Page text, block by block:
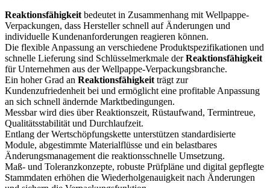
Reaktionsfähigkeit bedeutet in Zusammenhang mit Wellpappe-
Verpackungen, dass Hersteller schnell auf Änderungen und
individuelle Kundenanforderungen reagieren können.
Die flexible Anpassung an verschiedene Produktspezifikationen und
schnelle Lieferung sind Schlüsselmerkmale derReaktionsfähigkeit
für Unternehmen aus der Wellpappe-Verpackungsbranche.
Ein hoher Grad an Reaktionsfähigkeit trägt zur
Kundenzufriedenheit bei und ermöglicht eine profitable Anpassung
an sich schnell ändernde Marktbedingungen.
Messbar wird dies über Reaktionszeit, Rüstaufwand, Termintreue,
Qualitätsstabilität und Durchlaufzeit.
Entlang der Wertschöpfungskette unterstützen standardisierte
Module, abgestimmte Materialflüsse und ein belastbares
Änderungsmanagement die reaktionsschnelle Umsetzung.
Maß- und Toleranzkonzepte, robuste Prüfpläne und digital gepflegte
Stammdaten erhöhen die Wiederholgenauigkeit nach Änderungen